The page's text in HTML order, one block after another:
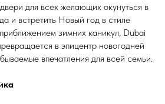
для всех желающих окунуться в
и встретить Новый год в стиле
зимних каникул, Dubai
в эпицентр новогодней
впечатления для всей семьи.